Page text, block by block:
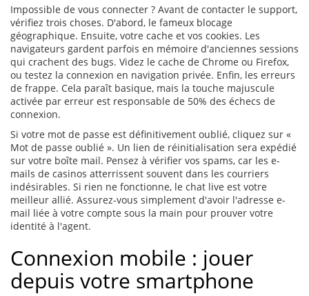
Impossible de vous connecter ? Avant de contacter le support,
vérifiez trois choses. D'abord, le fameux blocage
géographique. Ensuite, votre cache et vos cookies. Les
navigateurs gardent parfois en mémoire d'anciennes sessions
qui crachent des bugs. Videz le cache de Chrome ou Firefox,
ou testez la connexion en navigation privée. Enfin, les erreurs
de frappe. Cela paraît basique, mais la touche majuscule
activée par erreur est responsable de 50% des échecs de
connexion.
Si votre mot de passe est définitivement oublié, cliquez sur «
Mot de passe oublié ». Un lien de réinitialisation sera expédié
sur votre boîte mail. Pensez à vérifier vos spams, car les e-
mails de casinos atterrissent souvent dans les courriers
indésirables. Si rien ne fonctionne, le chat live est votre
meilleur allié. Assurez-vous simplement d'avoir l'adresse e-
mail liée à votre compte sous la main pour prouver votre
identité à l'agent.
Connexion mobile : jouer
depuis votre smartphone